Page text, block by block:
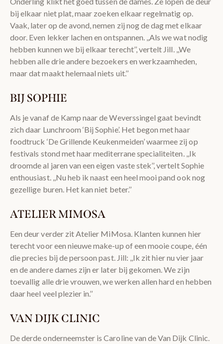
bij elkaar niet plat, maar zoeken elkaar regelmatig op.
Vaak, later op de avond, nemen zij nog de dag met elkaar
door. Even lekker lachen en ontspannen. ,,Als we wat nodig
hebben kunnen we bij elkaar terecht’’, vertelt Jill. ,,We
hebben alle drie andere bezoekers en werkzaamheden,
maar dat maakt helemaal niets uit.’’
BIJ SOPHIE
Als je vanaf de Kamp naar de Weverssingel gaat bevindt
zich daar Lunchroom ‘Bij Sophie’. Het begon met haar
foodtruck ‘De Grillende Keukenmeiden’ waarmee zij op
festivals stond met haar mediterrane specialiteiten. ,,Ik
droomde al jaren van een eigen vaste stek’’, vertelt Sophie
enthousiast. ,,Nu heb ik naast een heel mooi pand ook nog
gezellige buren. Het kan niet beter.’’
ATELIER MIMOSA
Een deur verder zit Atelier MiMosa. Klanten kunnen hier
terecht voor een nieuwe make-up of een mooie coupe, één
die precies bij de persoon past. Jill: ,,Ik zit hier nu vier jaar
en de andere dames zijn er later bij gekomen. We zijn
toevallig alle drie vrouwen, we werken allen hard en hebben
daar heel veel plezier in.’’
VAN DIJK CLINIC
De derde onderneemster is Caroline van de Van Dijk Clinic.